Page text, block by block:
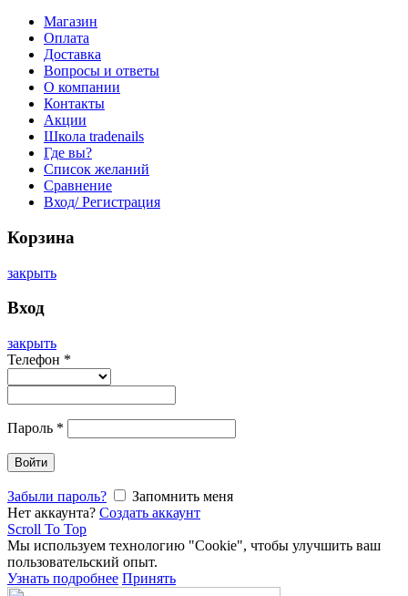
Магазин
Оплата
Доставка
Вопросы и ответы
О компании
Контакты
Акции
Школа tradenails
Где вы?
Список желаний
Сравнение
Вход/ Регистрация
Корзина
закрыть
Вход
закрыть
Телефон *
Пароль *
Войти
Забыли пароль?
Запомнить меня
Нет аккаунта? Создать аккаунт
Scroll To Top
Мы используем технологию "Cookie", чтобы улучшить ваш
пользовательский опыт.
Узнать подробнее Принять